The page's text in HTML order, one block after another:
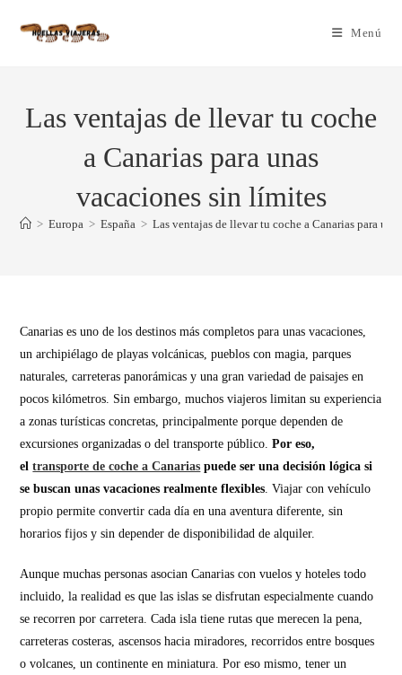
Menú
Las ventajas de llevar tu coche
a Canarias para unas
vacaciones sin límites
> Europa > España > Las ventajas de llevar tu coche a Canarias para
Canarias es uno de los destinos más completos para unas vacaciones,
un archipiélago de playas volcánicas, pueblos con magia, parques
naturales, carreteras panorámicas y una gran variedad de paisajes en
pocos kilómetros. Sin embargo, muchos viajeros limitan su experiencia
a zonas turísticas concretas, principalmente porque dependen de
excursiones organizadas o del transporte público.Por eso,
eltransporte de coche a Canarias puede ser una decisión lógica si
se buscan unas vacaciones realmente flexibles. Viajar con vehículo
propio permite convertir cada día en una aventura diferente, sin
horarios fijos y sin depender de disponibilidad de alquiler.
Aunque muchas personas asocian Canarias con vuelos y hoteles todo
incluido, la realidad es que las islas se disfrutan especialmente cuando
se recorren por carretera. Cada isla tiene rutas que merecen la pena,
carreteras costeras, ascensos hacia miradores, recorridos entre bosques
o volcanes, un continente en miniatura. Por eso mismo, tener un